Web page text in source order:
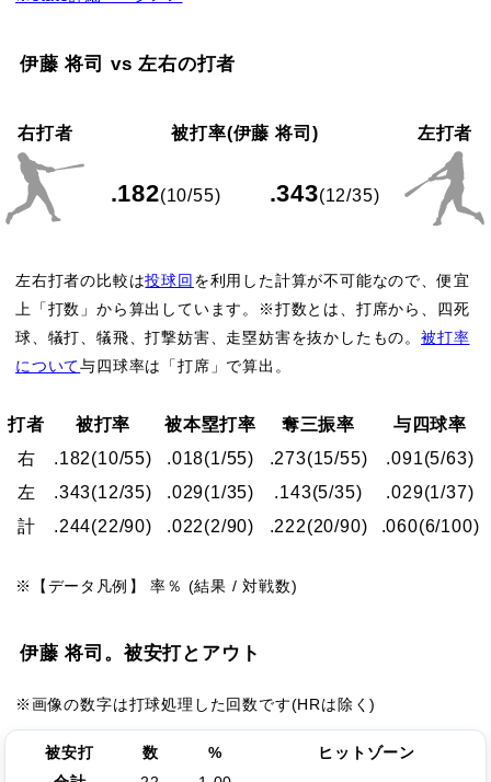
伊藤 将司 vs 左右の打者
右打者 被打率(伊藤 将司) 左打者
.182(10/55) .343(12/35)
左右打者の比較は投球回を利用した計算が不可能なので、便宜
上「打数」から算出しています。※打数とは、打席から、四死
球、犠打、犠飛、打撃妨害、走塁妨害を抜かしたもの。被打率
について与四球率は「打席」で算出。
打者 被打率 被本塁打率 奪三振率
与四球率
右
.182(10/55) .018(1/55) .273(15/55) .091(5/63)
左
.343(12/35) .029(1/35) .143(5/35) .029(1/37)
計
.244(22/90) .022(2/90) .222(20/90) .060(6/100)
※【データ凡例】 率％ (結果 / 対戦数)
伊藤 将司。被安打とアウト
※画像の数字は打球処理した回数です(HRは除く)
被安打 数 %
ヒットゾーン